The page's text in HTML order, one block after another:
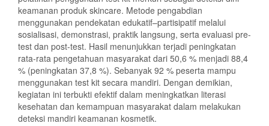
keamanan produk skincare. Metode pengabdian
menggunakan pendekatan edukatif–partisipatif melalui
sosialisasi, demonstrasi, praktik langsung, serta evaluasi pre-
test dan post-test. Hasil menunjukkan terjadi peningkatan
rata-rata pengetahuan masyarakat dari 50,6 % menjadi 88,4
% (peningkatan 37,8 %). Sebanyak 92 % peserta mampu
menggunakan test kit secara mandiri. Dengan demikian,
kegiatan ini terbukti efektif dalam meningkatkan literasi
kesehatan dan kemampuan masyarakat dalam melakukan
deteksi mandiri keamanan kosmetik.